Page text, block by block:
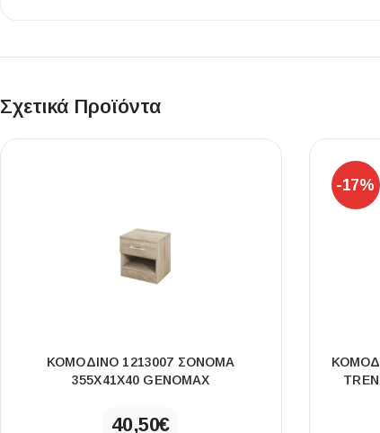
Σχετικά Προϊόντα
ΚΟΜΟΔΊΝΟ 1213007 ΣΌΝΟΜΑ
355X41X40 GENOMAX
40,50€
-17%